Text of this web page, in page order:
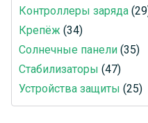
Контроллеры заряда 29
Крепёж 34
Солнечные панели 35
Стабилизаторы 47
Устройства защиты 25